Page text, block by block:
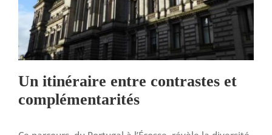
Un itinéraire entre contrastes et
complémentarités